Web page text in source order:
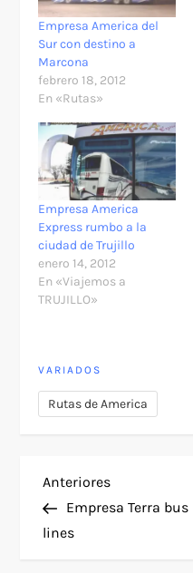
Empresa America del
Sur con destino a
Marcona
febrero 18, 2012
En «Rutas»
Empresa America
Express rumbo a la
ciudad de Trujillo
enero 14, 2012
En «Viajemos a
TRUJILLO»
VARIADOS
Rutas de America
N
a
Entrada
anterior
Anteriores
Empresa Terra bus
lines